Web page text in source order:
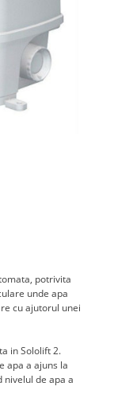
potrivita
unde apa
cu ajutorul unei
in Sololift 2.
apa a ajuns la
nivelul de apa a